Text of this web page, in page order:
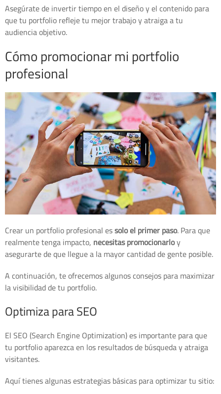
Asegúrate de invertir tiempo en el diseño y el contenido para
que tu portfolio refleje tu mejor trabajo y atraiga a tu
audiencia objetivo.
Cómo promocionar mi portfolio
profesional
Crear un portfolio profesional essolo el primer paso. Para que
realmente tenga impacto, necesitas promocionarloy
asegurarte de que llegue a la mayor cantidad de gente posible.
A continuación, te ofrecemos algunos consejos para maximizar
la visibilidad de tu portfolio.
Optimiza para SEO
El SEO (Search Engine Optimization) es importante para que
tu portfolio aparezca en los resultados de búsqueda y atraiga
visitantes.
Aquí tienes algunas estrategias básicas para optimizar tu sitio: